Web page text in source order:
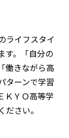
ライフスタイ
す。「自分の
働きながら高
ターンで学習
ＫＹＯ高等学
さい。